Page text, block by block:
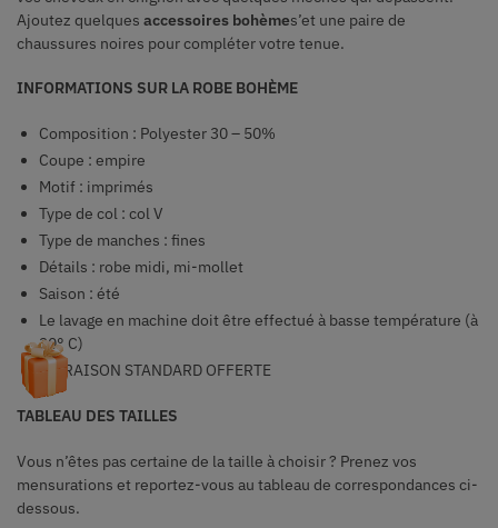
Ajoutez quelques accessoires bohèmes’et une paire de
chaussures noires pour compléter votre tenue.
INFORMATIONS SUR LA ROBE BOHÈME
Composition : Polyester 30 – 50%
Coupe : empire
Motif : imprimés
Type de col : col V
Type de manches : fines
Détails : robe midi, mi-mollet
Saison : été
Le lavage en machine doit être effectué à basse température (à
30° C)
LIVRAISON STANDARD OFFERTE
TABLEAU DES TAILLES
Vous n’êtes pas certaine de la taille à choisir ? Prenez vos
mensurations et reportez-vous au tableau de correspondances ci-
dessous.